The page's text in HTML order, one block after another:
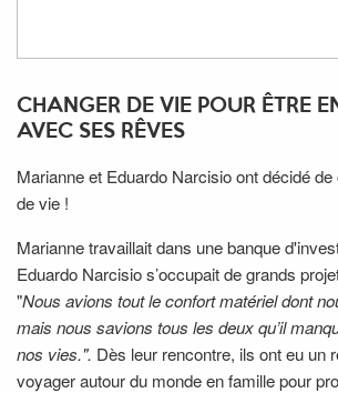
CHANGER DE VIE POUR ÊTRE
AVEC SES RÊVES
Marianne et Eduardo Narcisio ont décidé
de vie !
Marianne travaillait dans une banque
Eduardo Narcisio s’occupait de grands
"Nous avions tout le confort matériel dont
mais nous savions tous les deux qu’il
nos vies.". Dès leur rencontre, ils ont eu un
voyager autour du monde en famille pour